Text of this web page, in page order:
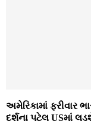
અમેરિકામાં ફરીવાર
દર્શના પટેલ USમાં